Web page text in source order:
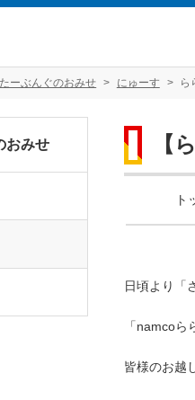
ーぶんぐのおみせ にゅーす ら
【
ト
日頃より「
「namco
皆様のお越
おみせ